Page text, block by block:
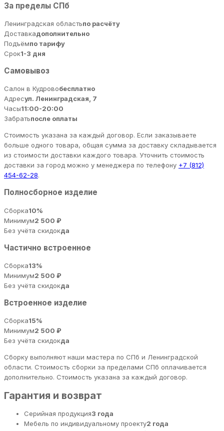
За пределы СПб
Ленинградская областьпо расчёту
Доставкадополнительно
Подъёмпо тарифу
Срок1-3 дня
Самовывоз
Салон в Кудровобесплатно
Адресул. Ленинградская, 7
Часы11:00-20:00
Забратьпосле оплаты
Стоимость указана за каждый договор. Если заказываете
больше одного товара, общая сумма за доставку складывается
из стоимости доставки каждого товара. Уточнить стоимость
доставки за город можно у менеджера по телефону +7 (812)
454-62-28.
Полносборное изделие
Сборка10%
Минимум2 500 ₽
Без учёта скидокда
Частично встроенное
Сборка13%
Минимум2 500 ₽
Без учёта скидокда
Встроенное изделие
Сборка15%
Минимум2 500 ₽
Без учёта скидокда
Сборку выполняют наши мастера по СПб и Ленинградской
области. Стоимость сборки за пределами СПб оплачивается
дополнительно. Стоимость указана за каждый договор.
Гарантия и возврат
Серийная продукция3 года
Мебель по индивидуальному проекту2 года